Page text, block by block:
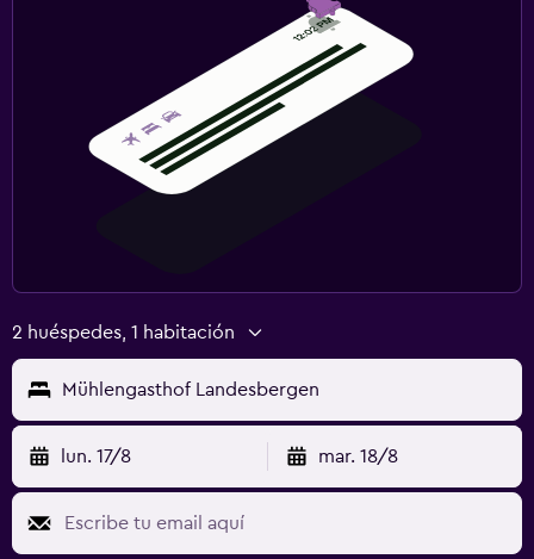
2 huéspedes, 1 habitación
Mühlengasthof Landesbergen
lun. 17/8 mar. 18/8